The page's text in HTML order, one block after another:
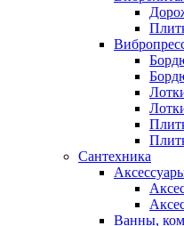
Сантехника
Ванны,